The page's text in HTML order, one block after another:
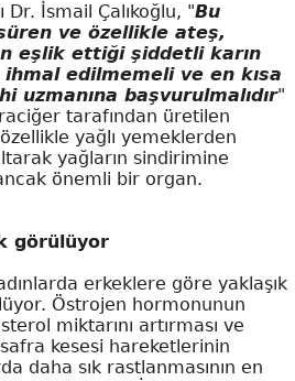
Dr. İsmail Çalıkoğlu, "Bu
ve özellikle ateş,
eşlik ettiği şiddetli karın
ihmal edilmemeli ve en kısa
uzmanına başvurulmalıdır"
tarafından üretilen
yağlı yemeklerden
yağların sindirimine
önemli bir organ.
görülüyor
erkeklere göre yaklaşık
Östrojen hormonunun
miktarını artırması ve
kesesi hareketlerinin
daha sık rastlanmasının en